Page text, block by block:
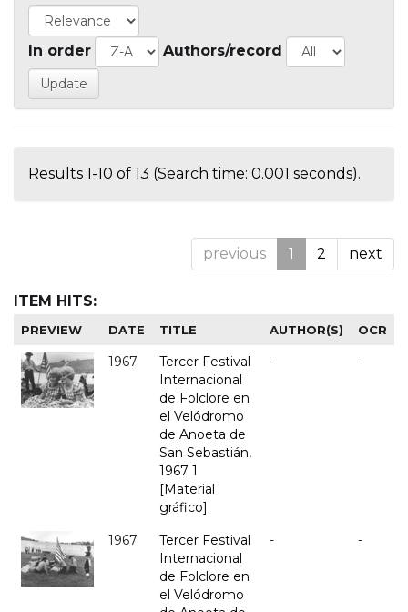
In order Authors/record
Results 1-10 of 13 (Search time: 0.001 seconds).
previous 1 2 next
ITEM HITS:
PREVIEW DATE TITLE AUTHOR(S) OCR
1967
Tercer Festival
Internacional
de Folclore en
el Velódromo
de Anoeta de
San Sebastián,
1967 1
[Material
gráfico]
- -
1967
Tercer Festival
Internacional
de Folclore en
el Velódromo
- -